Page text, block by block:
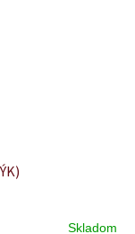
Skladom